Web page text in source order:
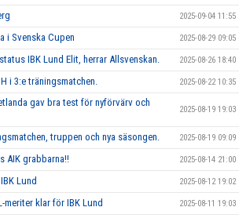
2025-09-04 11:55
i Svenska Cupen 2025-08-29 09:05
IBK Lund Elit, herrar Allsvenskan. 2025-08-26 18:40
i 3:e träningsmatchen. 2025-08-22 10:35
gav bra test för nyförvärv och
2025-08-19 19:03
truppen och nya säsongen. 2025-08-19 09:09
AIK grabbarna!! 2025-08-14 21:00
Lund 2025-08-12 19:02
meriter klar för IBK Lund 2025-08-11 19:03